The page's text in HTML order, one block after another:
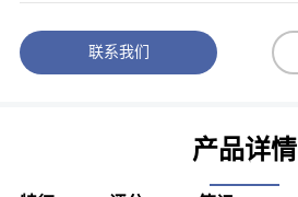
联系我们
产品详情